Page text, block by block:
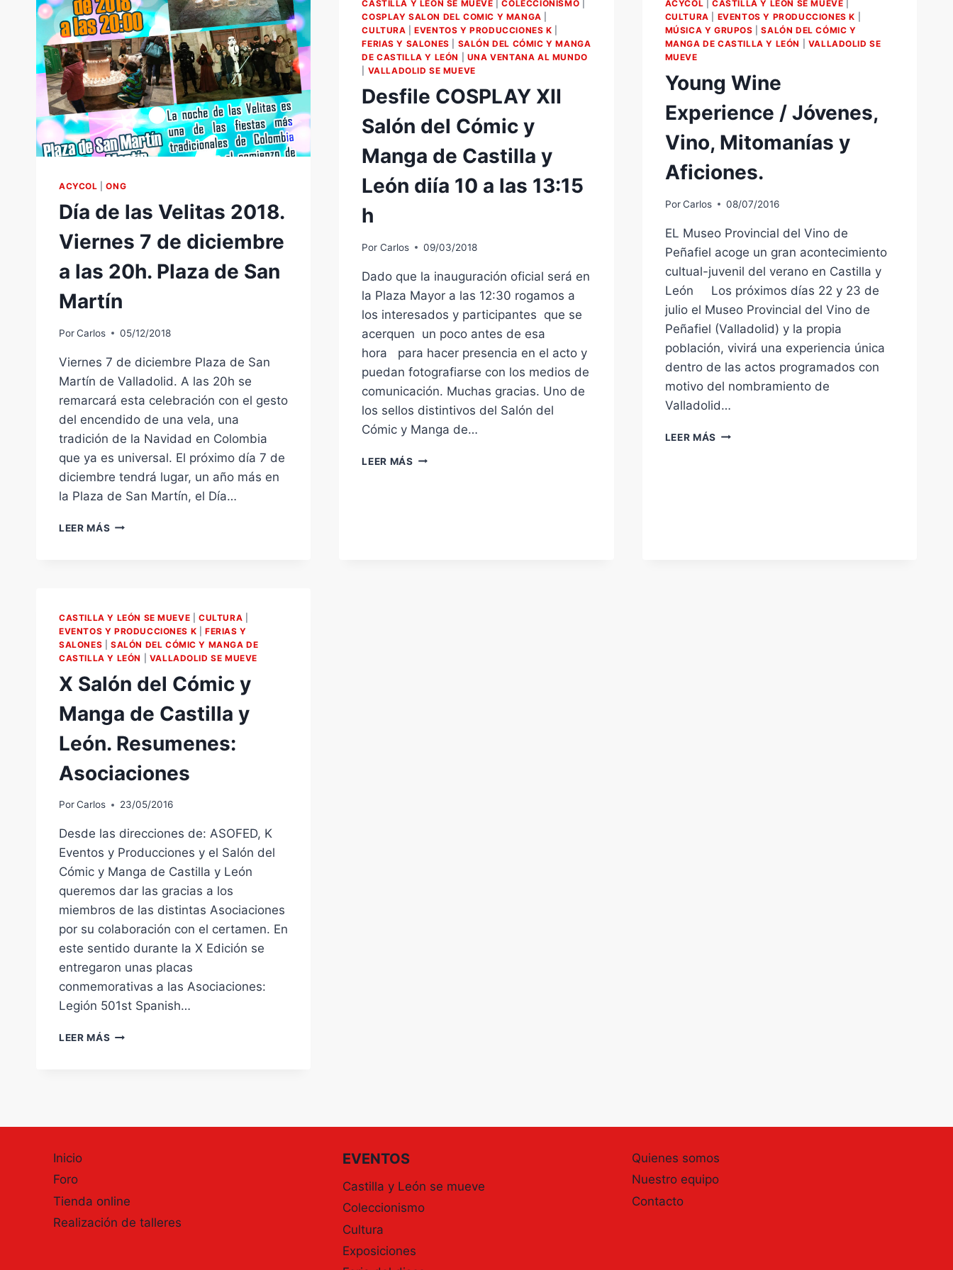
ACYCOL |ONG
Día de las Velitas 2018.
Viernes 7 de diciembre
a las 20h. Plaza de San
Martín
PorCarlos 05/12/2018
Viernes 7 de diciembre Plaza de San
Martín de Valladolid. A las 20h se
remarcará esta celebración con el gesto
del encendido de una vela, una
tradición de la Navidad en Colombia
que ya es universal. El próximo día 7 de
diciembre tendrá lugar, un año más en
la Plaza de San Martín, el Día…
LEER MÁS DÍA
7
DE
DICIEMBRE
A
LAS
20H.
DE
MARTÍN
CASTILLA Y LEÓN SE MUEVE |COLECCIONISMO
COSPLAY SALON DEL COMIC Y MANGA
CULTURA |EVENTOS Y PRODUCCIONES K
FERIAS Y SALONES
SALÓN DEL CÓMIC Y MANGA
DE CASTILLA Y LEÓN
UNA VENTANA AL MUNDO
VALLADOLID SE MUEVE
Desfile COSPLAY XII
Salón del Cómic y
Manga de Castilla y
León diía 10 a las 13:15
h
Por Carlos 09/03/2018
Dado que la inauguración oficial será en
la Plaza Mayor a las 12:30 rogamos a
los interesados y participantes que se
acerquen un poco antes de esa
hora para hacer presencia en el acto y
puedan fotografiarse con los medios de
comunicación. Muchas gracias. Uno de
los sellos distintivos del Salón del
Cómic y Manga de…
LEER MÁS DESFILE
ACYCOL |CASTILLA Y LEÓN SE MUEVE
CULTURA
EVENTOS Y PRODUCCIONES K
MÚSICA Y GRUPOS |SALÓN DEL CÓMIC Y
MANGA DE CASTILLA Y LEÓN
VALLADOLID SE
MUEVE
Young Wine
Experience / Jóvenes,
Vino, Mitomanías y
Aficiones.
Por Carlos 08/07/2016
EL Museo Provincial del Vino de
Peñafiel acoge un gran acontecimiento
cultual-juvenil del verano en Castilla y
León Los próximos días 22 y 23 de
julio el Museo Provincial del Vino de
Peñafiel (Valladolid) y la propia
población, vivirá una experiencia única
dentro de las actos programados con
motivo del nombramiento de
Valladolid…
LEER MÁS YOUNG
CASTILLA Y LEÓN SE MUEVE |CULTURA
EVENTOS Y PRODUCCIONES K |FERIAS Y
SALONES
SALÓN DEL CÓMIC Y MANGA DE
CASTILLA Y LEÓN
VALLADOLID SE MUEVE
X Salón del Cómic y
Manga de Castilla y
León. Resumenes:
Asociaciones
PorCarlos 23/05/2016
Desde las direcciones de: ASOFED, K
Eventos y Producciones y el Salón del
Cómic y Manga de Castilla y León
queremos dar las gracias a los
miembros de las distintas Asociaciones
por su colaboración con el certamen. En
este sentido durante la X Edición se
entregaron unas placas
conmemorativas a las Asociaciones:
Legión 501st Spanish…
LEER MÁS X
ASOCIACIONES
Inicio
Foro
Tienda online
Realización de talleres
EVENTOS
Castilla y León se mueve
Coleccionismo
Cultura
Exposiciones
Quienes somos
Nuestro equipo
Contacto